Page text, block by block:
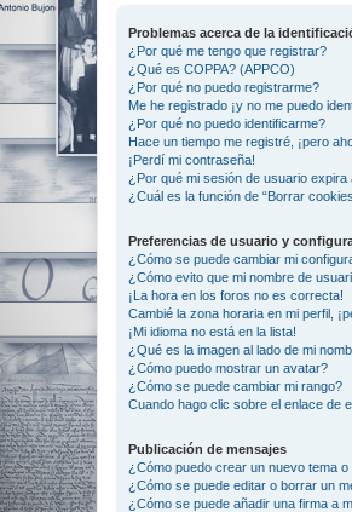
Problemas acerca de la
¿Por qué me tengo que registrar?
¿Qué es COPPA? (APPCO)
¿Por qué no puedo registrarme?
Me he registrado ¡y no me puedo
¿Por qué no puedo identificarme?
Hace un tiempo me registré, ¡pero
¡Perdí mi contraseña!
¿Por qué mi sesión de usuario expira
¿Cuál es la función de “Borrar
Preferencias de usuario y
¿Cómo se puede cambiar mi
¿Cómo evito que mi nombre de
¡La hora en los foros no es correcta!
Cambié la zona horaria en mi perfil,
¡Mi idioma no está en la lista!
¿Qué es la imagen al lado de mi
¿Cómo puedo mostrar un avatar?
¿Cómo se puede cambiar mi rango?
Cuando hago clic sobre el enlace de
Publicación de mensajes
¿Cómo puedo crear un nuevo tema
¿Cómo se puede editar o borrar un
¿Cómo se puede añadir una firma a